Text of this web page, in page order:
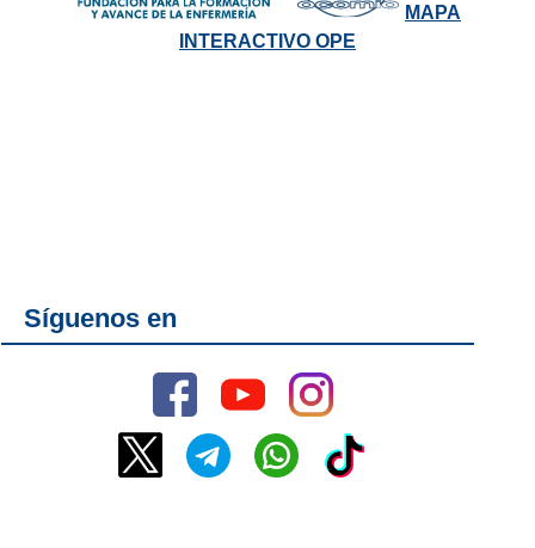
MAPA
INTERACTIVO OPE
Síguenos en